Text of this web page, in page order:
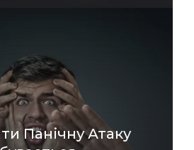
Панічну Атаку